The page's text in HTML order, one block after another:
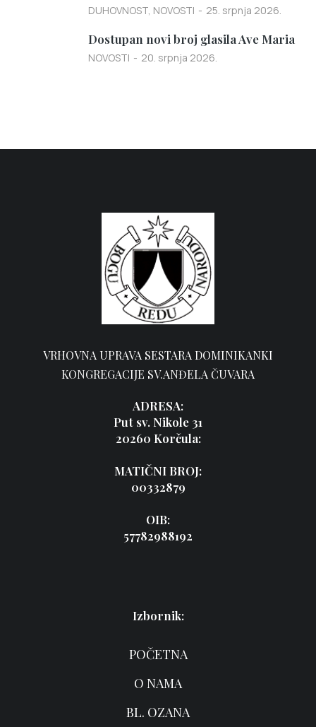
DUHOVNOST, NOVOSTI 25. srpnja 2026.
Dostupan novi broj glasila Ave Maria
NOVOSTI 20. srpnja 2026.
VRHOVNA UPRAVA SESTARA DOMINIKANKI
KONGREGACIJE SV.ANĐELA ČUVARA
ADRESA:
Put sv. Nikole 31
20260 Korčula:
MATIČNI BROJ:
00332879
OIB:
57782988192
Izbornik:
POČETNA
O NAMA
BL. OZANA